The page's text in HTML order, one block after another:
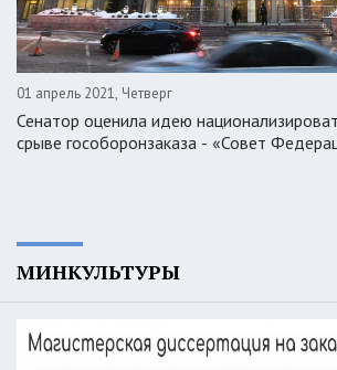
01 апрель 2021, Четверг
Сенатор оценила идею
срыве гособоронзаказа - «Совет
МИНКУЛЬТУРЫ